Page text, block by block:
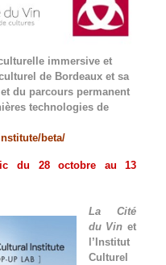
immersive et
de Bordeaux et sa
du parcours permanent
technologies de
beta/
du 28 octobre au 13
La Cité
du Vin et
l’Institut
Culturel